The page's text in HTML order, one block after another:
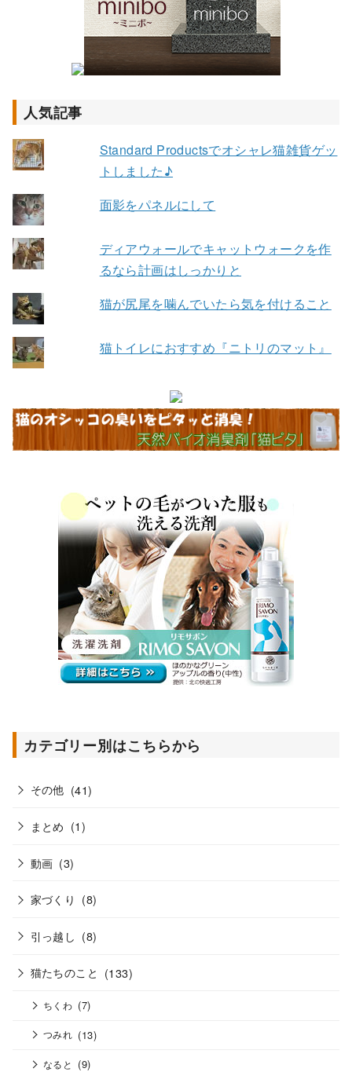
人気記事
Standard Productsでオシャレ猫雑貨ゲッ
トしました♪
面影をパネルにして
ディアウォールでキャットウォークを作
るなら計画はしっかりと
猫が尻尾を噛んでいたら気を付けること
猫トイレにおすすめ『ニトリのマット』
カテゴリー別はこちらから
その他 (41)
まとめ (1)
動画 (3)
家づくり (8)
引っ越し (8)
猫たちのこと (133)
ちくわ (7)
つみれ (13)
なると (9)